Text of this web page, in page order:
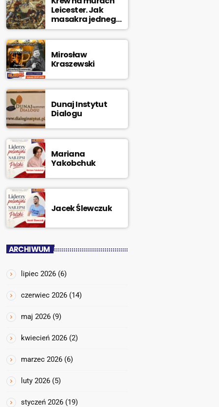
Leicester. Jak
masakra jednego
miasta
doprowadziła
Mirosław
Kraszewski
Dunaj Instytut
Dialogu
Mariana
Yakobchuk
Jacek Ślewczuk
ARCHIWUM
lipiec 2026 (6)
czerwiec 2026 (14)
maj 2026 (9)
kwiecień 2026 (2)
marzec 2026 (6)
luty 2026 (5)
styczeń 2026 (19)